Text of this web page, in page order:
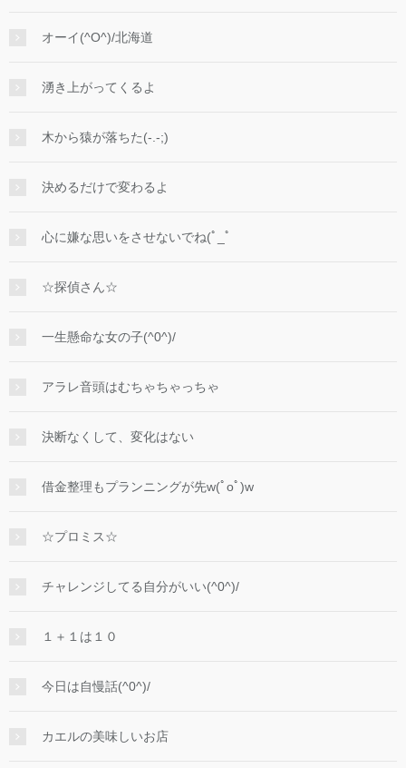
オーイ(^O^)/北海道
湧き上がってくるよ
木から猿が落ちた(-.-;)
決めるだけで変わるよ
心に嫌な思いをさせないでね(ﾟ_ﾟ
☆探偵さん☆
一生懸命な女の子(^0^)/
アラレ音頭はむちゃちゃっちゃ
決断なくして、変化はない
借金整理もプランニングが先w(ﾟoﾟ)w
☆プロミス☆
チャレンジしてる自分がいい(^0^)/
１＋１は１０
今日は自慢話(^0^)/
カエルの美味しいお店